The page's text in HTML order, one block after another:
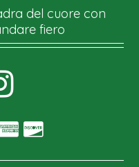
del cuore con
fiero